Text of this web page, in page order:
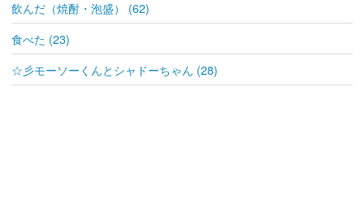
飲んだ（焼酎・泡盛） (62)
食べた (23)
☆彡モーソーくんとシャドーちゃん (28)